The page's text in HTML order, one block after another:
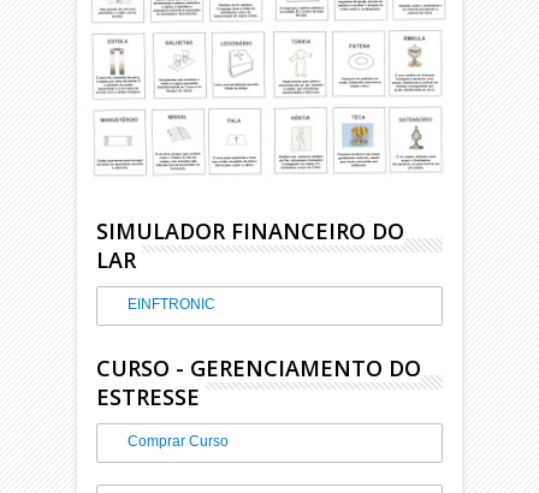
SIMULADOR FINANCEIRO DO
LAR
EINFTRONIC
CURSO - GERENCIAMENTO DO
ESTRESSE
Comprar Curso